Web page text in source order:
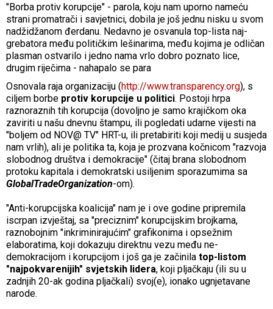
"Borba protiv korupcije" - parola, koju nam uporno nameću
strani promatrači i savjetnici, dobila je još jednu nisku u svom
nadžidžanom đerdanu. Nedavno je osvanula top-lista naj-
grebatora među političkim lešinarima, među kojima je odličan
plasman ostvarilo i jedno nama vrlo dobro poznato lice,
drugim riječima - nahapalo se para
Osnovala raja organizaciju (http://www.transparency.org), s
ciljem borbe protiv korupcije u politici. Postoji hrpa
raznoraznih tih korupcija (dovoljno je samo krajičkom oka
zaviriti u našu dnevnu štampu, ili pogledati udarne vijesti na
"boljem od NOV@ TV" HRT-u, ili pretabiriti koji medij u susjeda
nam vrlih), ali je politika ta, koja je prozvana kočnicom "razvoja
slobodnog društva i demokracije" (čitaj brana slobodnom
protoku kapitala i demokratski usiljenim sporazumima sa
GlobalTradeOrganization-om).
"Anti-korupcijska koalicija" nam je i ove godine pripremila
iscrpan izvještaj, sa "preciznim" korupcijskim brojkama,
raznobojnim "inkriminirajućim" grafikonima i opsežnim
elaboratima, koji dokazuju direktnu vezu među ne-
demokracijom i korupcijom i još ga je začinila top-listom
"najpokvarenijih" svjetskih lidera, koji pljačkaju (ili su u
zadnjih 20-ak godina pljačkali) svoj(e), ionako ugnjetavane
narode.